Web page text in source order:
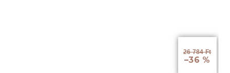
26 784 Ft
–36 %